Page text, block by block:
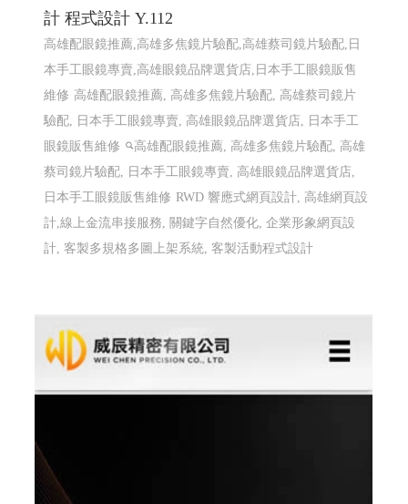
計 程式設計 Y.112
高雄配眼鏡推薦,高雄多焦鏡片驗配,高雄蔡司鏡片驗配,日
本手工眼鏡專賣,高雄眼鏡品牌選貨店,日本手工眼鏡販售
維修 高雄配眼鏡推薦, 高雄多焦鏡片驗配, 高雄蔡司鏡片
驗配, 日本手工眼鏡專賣, 高雄眼鏡品牌選貨店, 日本手工
眼鏡販售維修
高雄配眼鏡推薦, 高雄多焦鏡片驗配, 高雄
蔡司鏡片驗配, 日本手工眼鏡專賣, 高雄眼鏡品牌選貨店,
日本手工眼鏡販售維修 RWD 響應式網頁設計, 高雄網頁設
計,線上金流串接服務, 關鍵字自然優化, 企業形象網頁設
計, 客製多規格多圖上架系統, 客製活動程式設計